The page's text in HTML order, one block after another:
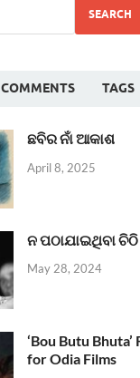
SEARCH
COMMENTS TAGS
ଛବିର ନାଁ ଆକାଶ
April 8, 2025
ନ ପଠାଯାଇଥିବା ଚିଠି
May 28, 2024
‘Bou Butu
for Odia Films